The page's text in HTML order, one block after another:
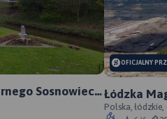
Sosnowiec -
OFICJALNY
Łódzka
Polska, łódzkie,